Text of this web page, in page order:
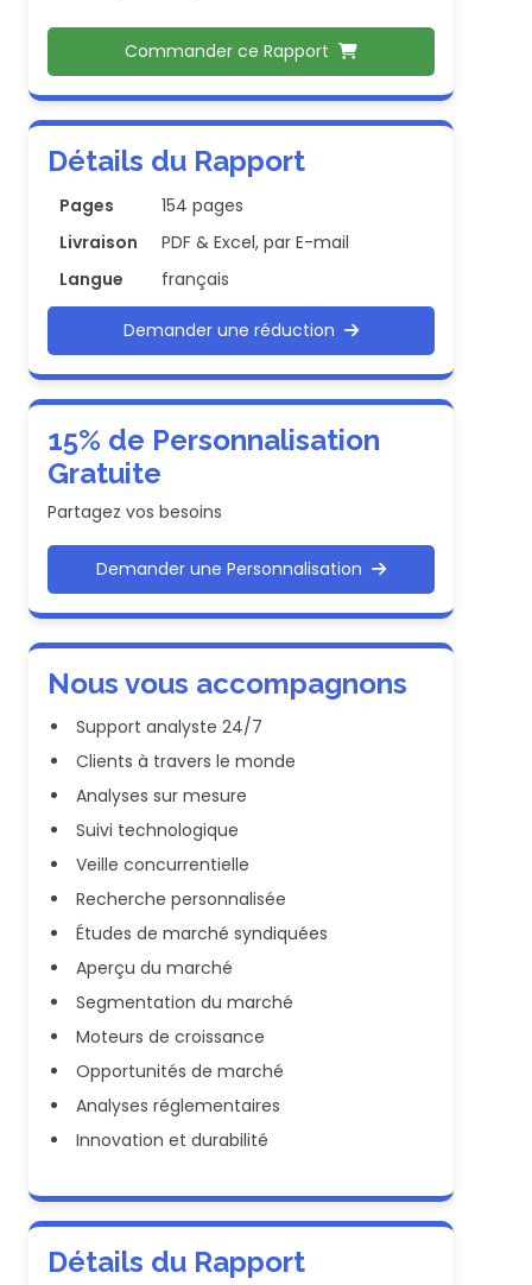
Commander ce Rapport
Détails du Rapport
Pages
154 pages
Livraison
PDF & Excel, par E-mail
Langue
français
Demander une réduction
15% de Personnalisation
Gratuite
Partagez vos besoins
Demander une Personnalisation
Nous vous accompagnons
Support analyste 24/7
Clients à travers le monde
Analyses sur mesure
Suivi technologique
Veille concurrentielle
Recherche personnalisée
Études de marché syndiquées
Aperçu du marché
Segmentation du marché
Moteurs de croissance
Opportunités de marché
Analyses réglementaires
Innovation et durabilité
Détails du Rapport